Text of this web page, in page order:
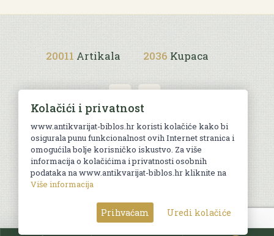
20011 Artikala 2036 Kupaca
Uvjeti kupnje
© Sva prava pridržana. Web by
Kolačići i privatnost
www.antikvarijat-biblos.hr koristi kolačiće kako bi
osigurala punu funkcionalnost ovih Internet stranica i
omogućila bolje korisničko iskustvo. Za više
informacija o kolačićima i privatnosti osobnih
podataka na www.antikvarijat-biblos.hr kliknite na
Više informacija
Prihvaćam Uredi kolačiće